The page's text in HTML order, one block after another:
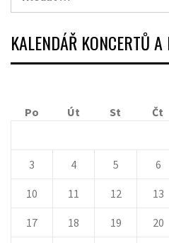
KALENDÁŘ KONCERTŮ A
Po
Út St Čt
3 4 5 6
10 11 12 13
17 18 19 20